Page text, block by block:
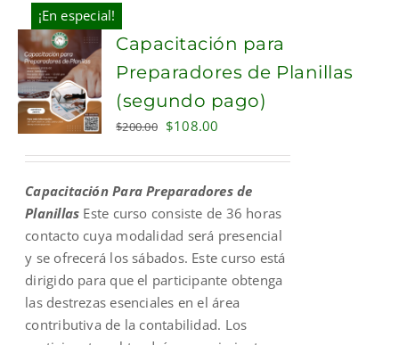
¡En especial!
ADD TO
CART
Capacitación para
Preparadores de Planillas
(segundo pago)
$200.00 Original
$200.00.
$108.00
$108.00.
Capacitación Para Preparadores de
Planillas Este curso consiste de 36 horas
contacto cuya modalidad será presencial
y se ofrecerá los sábados. Este curso está
dirigido para que el participante obtenga
las destrezas esenciales en el área
contributiva de la contabilidad. Los